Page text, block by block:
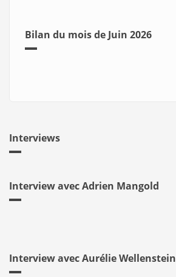
Bilan du mois de Juin 2026
Interviews
Interview avec Adrien Mangold
Interview avec Aurélie Wellenstein